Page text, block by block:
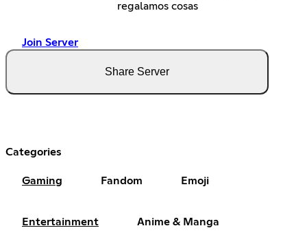
regalamos cosas
Join Server
Share Server
Categories
Gaming Fandom Emoji
Entertainment Anime & Manga